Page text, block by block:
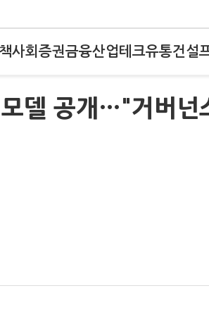
사회 증권금융산업테크유통건설
델 공개…"거버넌